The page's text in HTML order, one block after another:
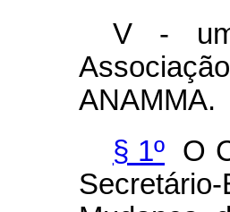
V - um
ANAMMA.
§ 1º O